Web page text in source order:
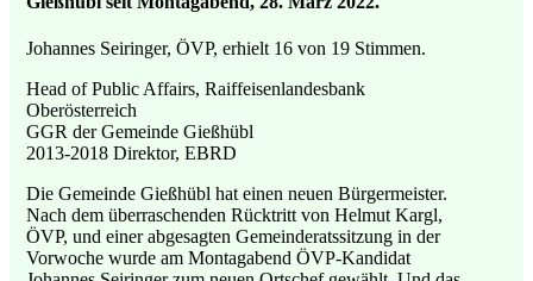
Johannes Seiringer, ÖVP, erhielt 16 von 19 Stimmen.
Head of Public Affairs, Raiffeisenlandesbank
Oberösterreich
GGR der Gemeinde Gießhübl
2013-2018 Direktor, EBRD
Die Gemeinde Gießhübl hat einen neuen Bürgermeister.
Nach dem überraschenden Rücktritt von Helmut Kargl,
ÖVP, und einer abgesagten Gemeinderatssitzung in der
Vorwoche wurde am Montagabend ÖVP-Kandidat